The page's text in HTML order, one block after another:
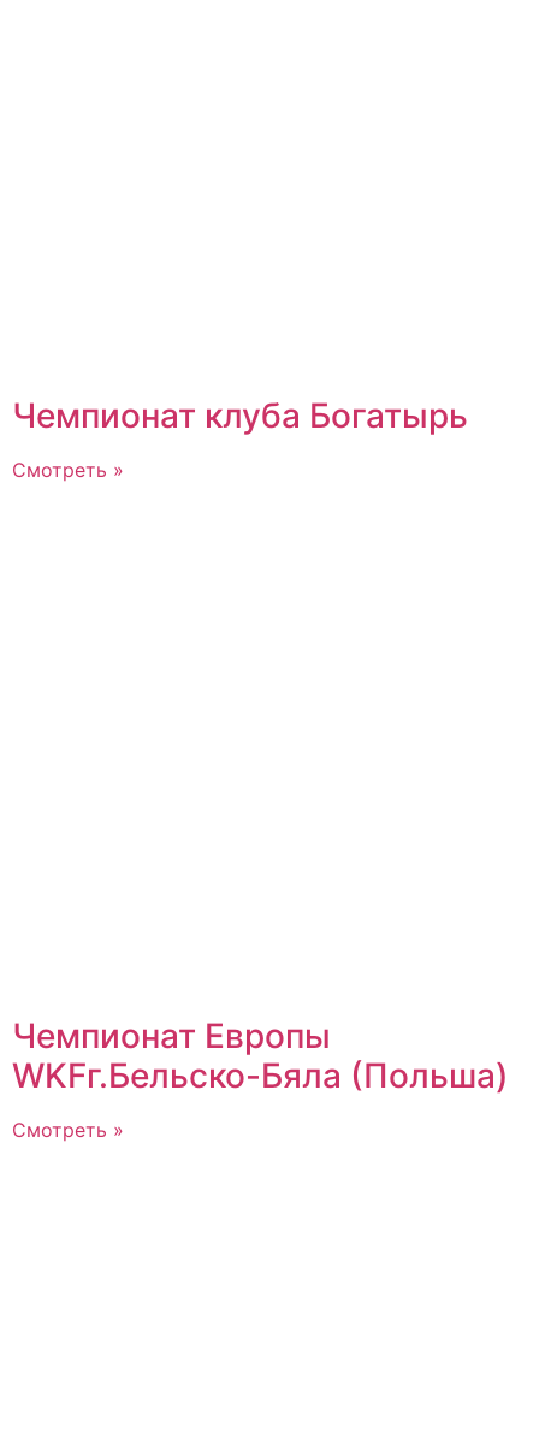
Чемпионат клуба Богатырь
Смотреть »
Чемпионат Европы
WKFг.Бельско-Бяла (Польша)
Смотреть »